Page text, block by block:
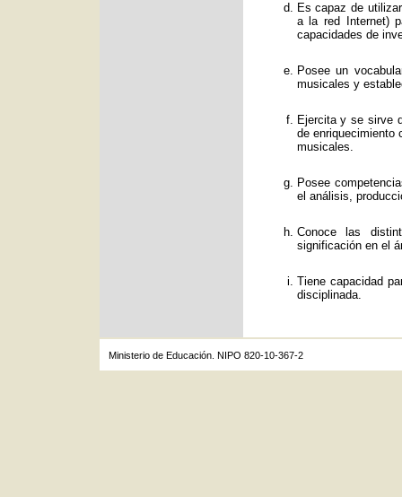
Es capaz de
a la red Internet)
capacidades de
Posee un
musicales y
Ejercita y se sirve
de enriquecimiento
musicales.
Posee
el análisis,
Conoce las
significación en el
Tiene capacidad
disciplinada.
Ministerio de Educación. NIPO 820-10-367-2